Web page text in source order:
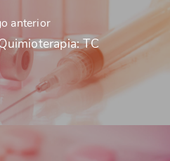
anterior
TC